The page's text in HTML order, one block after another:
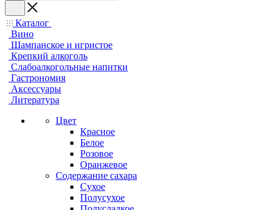
Каталог
Вино
Шампанское и игристое
Крепкий алкоголь
Слабоалкогольные напитки
Гастрономия
Аксессуары
Литература
Цвет
Красное
Белое
Розовое
Оранжевое
Содержание сахара
Сухое
Полусухое